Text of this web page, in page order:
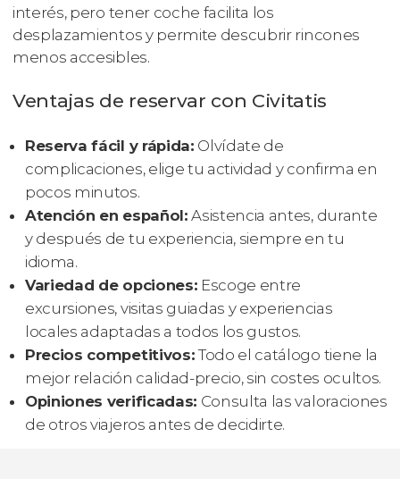
interés, pero tener coche facilita los
desplazamientos y permite descubrir rincones
menos accesibles.
Ventajas de reservar con Civitatis
Reserva fácil y rápida: Olvídate de
complicaciones, elige tu actividad y confirma en
pocos minutos.
Atención en español: Asistencia antes, durante
y después de tu experiencia, siempre en tu
idioma.
Variedad de opciones: Escoge entre
excursiones, visitas guiadas y experiencias
locales adaptadas a todos los gustos.
Precios competitivos:Todo el catálogo tiene la
mejor relación calidad-precio, sin costes ocultos.
Opiniones verificadas: Consulta las valoraciones
de otros viajeros antes de decidirte.